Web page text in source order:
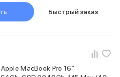
Быстрый заказ
MacBook Pro 16″